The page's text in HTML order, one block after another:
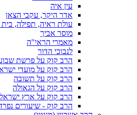
עין איה
אדר היקר, עקבי הצאן
עולת ראיה, תפילה,
מוסר אביך
מאמרי הראי"ה
לנבוכי הדור
הרב קוק על פרשת
הרב קוק על מועדי
הרב קוק על תשובה
הרב קוק על הגאולה
הרב קוק על ארץ ישראל
הרב קוק - שיעורים